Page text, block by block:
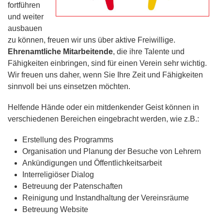
fortführen
und weiter
ausbauen
zu können, freuen wir uns über aktive Freiwillige.
Ehrenamtliche Mitarbeitende, die ihre Talente und
Fähigkeiten einbringen, sind für einen Verein sehr wichtig.
Wir freuen uns daher, wenn Sie Ihre Zeit und Fähigkeiten
sinnvoll bei uns einsetzen möchten.
Helfende Hände oder ein mitdenkender Geist können in
verschiedenen Bereichen eingebracht werden, wie z.B.:
Erstellung des Programms
Organisation und Planung der Besuche von Lehrern
Ankündigungen und Öffentlichkeitsarbeit
Interreligiöser Dialog
Betreuung der Patenschaften
Reinigung und Instandhaltung der Vereinsräume
Betreuung Website